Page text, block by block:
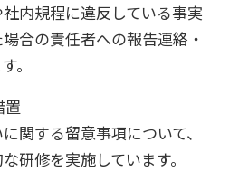
内規程に違反している事実
合の責任者への報告連絡・
。
置
関する留意事項について、
研修を実施しています。